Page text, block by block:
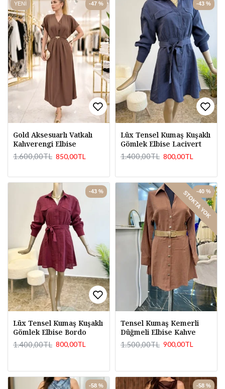
YENI -47 %
Gold Aksesuarlı Vatkalı
Kahverengi Elbise
850,00TL
1.600,00TL
-43 %
Lüx Tensel Kumaş Kuşaklı
Gömlek Elbise Lacivert
800,00TL
1.400,00TL
-43 %
Lüx Tensel Kumaş Kuşaklı
Gömlek Elbise Bordo
800,00TL
1.400,00TL
-40 %
STOKTA YOK
Tensel Kumaş Kemerli
Düğmeli Elbise Kahve
900,00TL
1.500,00TL
-58 % -58 %